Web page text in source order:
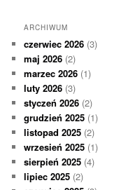
ARCHIWUM
czerwiec 2026 (3)
maj 2026 (2)
marzec 2026 (1)
luty 2026 (3)
styczeń 2026 (2)
grudzień 2025 (1)
listopad 2025 (2)
wrzesień 2025 (1)
sierpień 2025 (4)
lipiec 2025 (2)